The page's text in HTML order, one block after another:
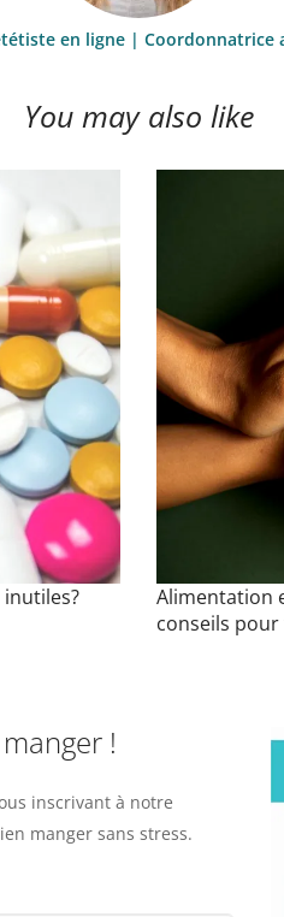
en ligne |
You may also like
Alimentation
conseils pour
!
inscrivant à notre
manger sans stress.